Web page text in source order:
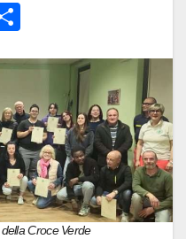
n
di
vi
di
Croce Verde